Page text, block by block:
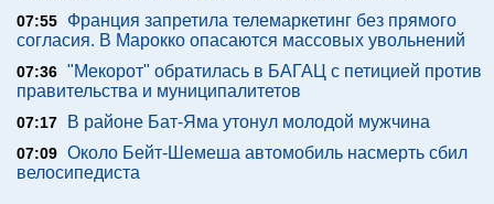
07:55
Франция запретила телемаркетинг без прямого
согласия. В Марокко опасаются массовых увольнений
07:36 "Мекорот" обратилась в БАГАЦ с петицией против
правительства и муниципалитетов
07:17 В районе Бат-Яма утонул молодой мужчина
07:09 Около Бейт-Шемеша автомобиль насмерть сбил
велосипедиста